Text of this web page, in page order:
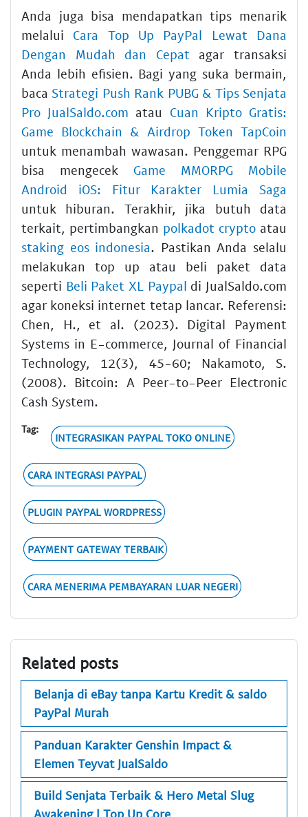
Anda juga bisa mendapatkan tips menarik
melalui Cara Top Up PayPal Lewat Dana
Dengan Mudah dan Cepat agar transaksi
Anda lebih efisien. Bagi yang suka bermain,
bacaStrategi Push Rank PUBG & Tips Senjata
Pro JualSaldo.com atau Cuan Kripto Gratis:
Game Blockchain & Airdrop Token TapCoin
untuk menambah wawasan. Penggemar RPG
bisa mengecek Game MMORPG Mobile
Android iOS: Fitur Karakter Lumia Saga
untuk hiburan. Terakhir, jika butuh data
terkait, pertimbangkan polkadot crypto atau
staking eos indonesia. Pastikan Anda selalu
melakukan top up atau beli paket data
seperti Beli Paket XL Paypal di JualSaldo.com
agar koneksi internet tetap lancar. Referensi:
Chen, H., et al. (2023). Digital Payment
Systems in E-commerce, Journal of Financial
Technology, 12(3), 45-60; Nakamoto, S.
(2008). Bitcoin: A Peer-to-Peer Electronic
Cash System.
Tag:
INTEGRASIKAN PAYPAL TOKO ONLINE
CARA INTEGRASI PAYPAL
PLUGIN PAYPAL WORDPRESS
PAYMENT GATEWAY TERBAIK
CARA MENERIMA PEMBAYARAN LUAR NEGERI
Related posts
Belanja di eBay tanpa Kartu Kredit & saldo
PayPal Murah
Panduan Karakter Genshin Impact &
Elemen Teyvat JualSaldo
Build Senjata Terbaik & Hero Metal Slug
Awakening | Top Up Core